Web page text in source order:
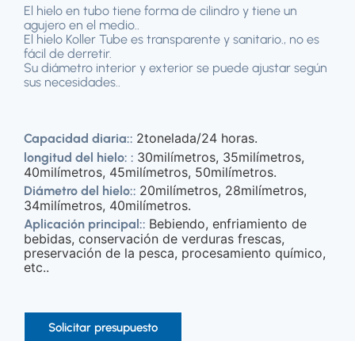
El hielo en tubo tiene forma de cilindro y tiene un
agujero en el medio..
El hielo Koller Tube es transparente y sanitario., no es
fácil de derretir.
Su diámetro interior y exterior se puede ajustar según
sus necesidades..
Capacidad diaria:: 2tonelada/24 horas.
longitud del hielo: : 30milímetros, 35milímetros,
40milímetros, 45milímetros, 50milímetros.
Diámetro del hielo:: 20milímetros, 28milímetros,
34milímetros, 40milímetros.
Aplicación principal:: Bebiendo, enfriamiento de
bebidas, conservación de verduras frescas,
preservación de la pesca, procesamiento químico,
etc..
Solicitar presupuesto